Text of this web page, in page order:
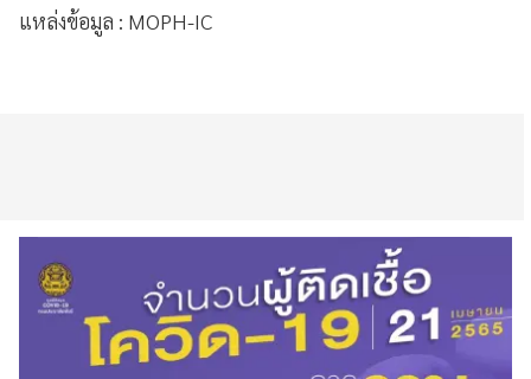
แหล่งข้อมูล : MOPH-IC